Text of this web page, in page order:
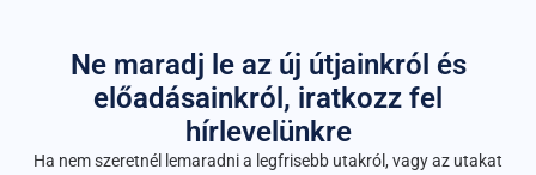
Ne maradj le az új útjainkról és
előadásainkról, iratkozz fel
hírlevelünkre
Ha nem szeretnél lemaradni a legfrisebb utakról, vagy az utakat